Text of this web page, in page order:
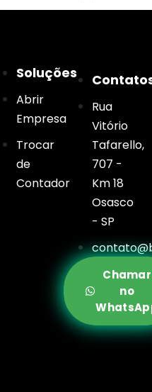
Soluções
Abrir
Empresa
Trocar
de
Contador
Rua
Vitório
Tafarello,
707 -
Km 18
Osasco
- SP
Chamar
no